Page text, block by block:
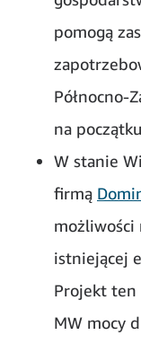
pomogą
Północno-
na
W stanie
firmą
możliwości
istniejącej
Projekt ten
MW mocy